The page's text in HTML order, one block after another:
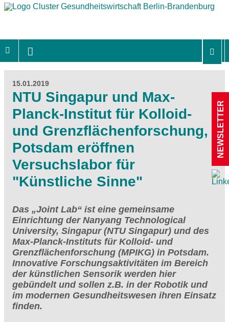
15.01.2019
NTU Singapur und Max-
Planck-Institut für Kolloid-
und Grenzflächenforschung,
Potsdam eröffnen
Versuchslabor für
"Künstliche Sinne"
Das „Joint Lab“ ist eine gemeinsame
Einrichtung der Nanyang Technological
University, Singapur (NTU Singapur) und des
Max-Planck-Instituts für Kolloid- und
Grenzflächenforschung (MPIKG) in Potsdam.
Innovative Forschungsaktivitäten im Bereich
der künstlichen Sensorik werden hier
gebündelt und sollen z.B. in der Robotik und
im modernen Gesundheitswesen ihren Einsatz
finden.
NEWSLETTER